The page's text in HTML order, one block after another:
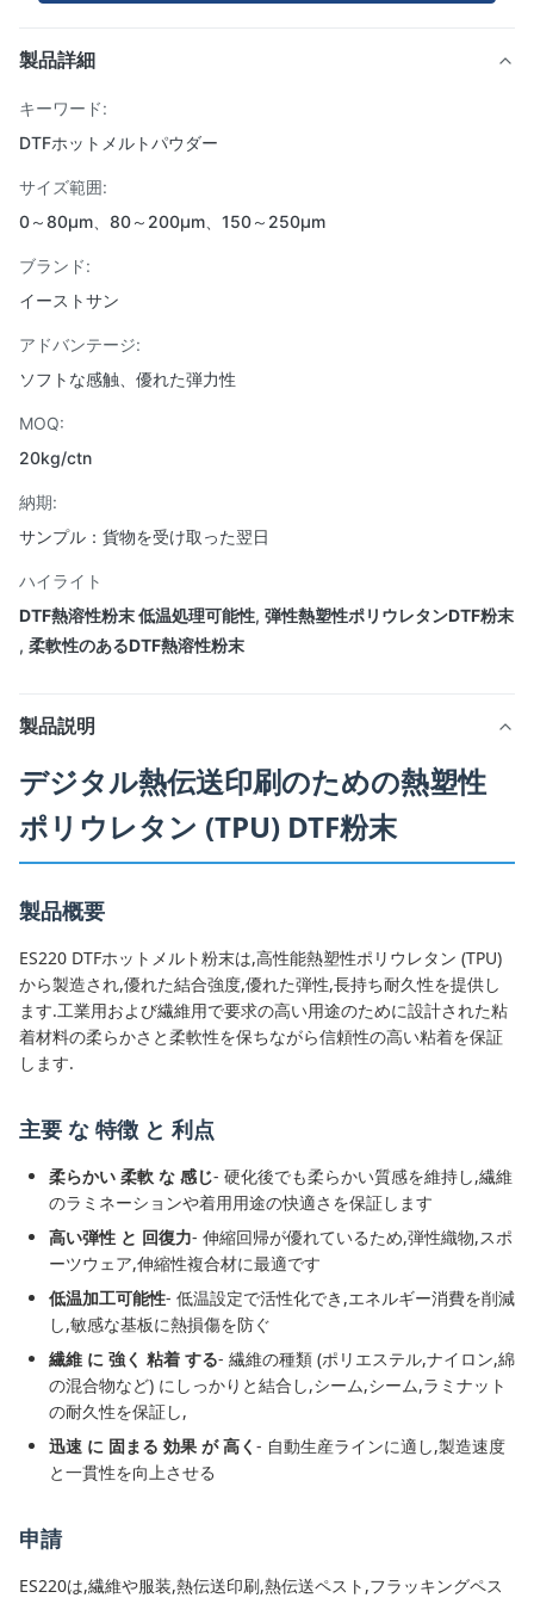
製品詳細
キーワード:
DTFホットメルトパウダー
サイズ範囲:
0～80μm、80～200μm、150～250μm
ブランド:
イーストサン
アドバンテージ:
ソフトな感触、優れた弾力性
MOQ:
20kg/ctn
納期:
サンプル：貨物を受け取った翌日
ハイライト
DTF熱溶性粉末 低温処理可能性, 弾性熱塑性ポリウレタンDTF粉末
, 柔軟性のあるDTF熱溶性粉末
製品説明
デジタル熱伝送印刷のための熱塑性
ポリウレタン (TPU) DTF粉末
製品概要
ES220 DTFホットメルト粉末は,高性能熱塑性ポリウレタン (TPU)
から製造され,優れた結合強度,優れた弾性,長持ち耐久性を提供し
ます.工業用および繊維用で要求の高い用途のために設計された粘
着材料の柔らかさと柔軟性を保ちながら信頼性の高い粘着を保証
します.
主要 な 特徴 と 利点
柔らかい 柔軟 な 感じ- 硬化後でも柔らかい質感を維持し,繊維
のラミネーションや着用用途の快適さを保証します
高い弾性 と 回復力- 伸縮回帰が優れているため,弾性織物,スポ
ーツウェア,伸縮性複合材に最適です
低温加工可能性- 低温設定で活性化でき,エネルギー消費を削減
し,敏感な基板に熱損傷を防ぐ
繊維 に 強く 粘着 する- 繊維の種類 (ポリエステル,ナイロン,綿
の混合物など) にしっかりと結合し,シーム,シーム,ラミナット
の耐久性を保証し,
迅速 に 固まる 効果 が 高く - 自動生産ラインに適し,製造速度
と一貫性を向上させる
申請
ES220は,繊維や服装,熱伝送印刷,熱伝送ペスト,フラッキングペス